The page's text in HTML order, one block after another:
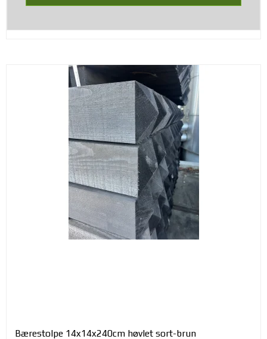
Bærestolpe 14x14x240cm høvlet sort-brun